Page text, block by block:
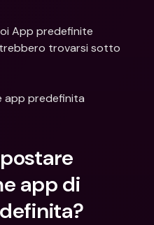
App predefinite
trovarsi sotto
app predefinita
app di